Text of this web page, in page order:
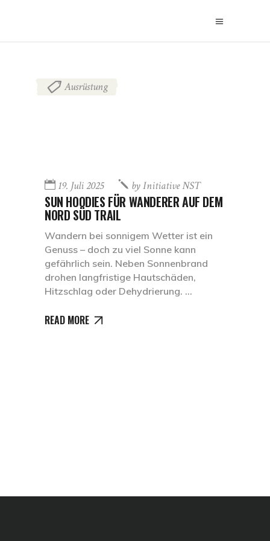
Ausrüstung
19. Juli 2025 byInitiative NST
SUN HOODIES FÜR WANDERER AUF DEM
NORD SÜD TRAIL
Wandern bei sonnigem Wetter ist ein
Genuss – doch zu viel Sonne kann
gefährlich sein. Neben Sonnenbrand
drohen langfristige Hautschäden,
Hitzschlag oder Dehydrierung.
READ MORE